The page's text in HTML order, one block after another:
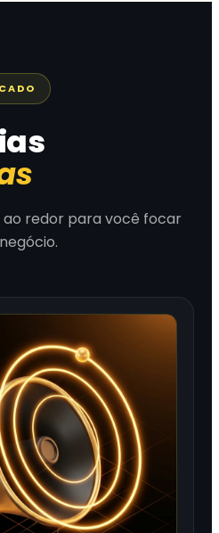
cotação →
serviço →
serviço →
ao redor para você focar